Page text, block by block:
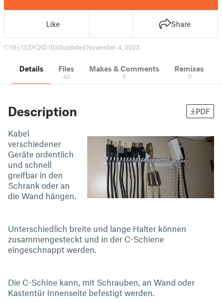
Like Share
19 132 2 1030updated November 4, 2023
Details Files
40
Makes & Comments
5
Remixes
0
Description PDF
Kabel
verschiedener
Geräte ordentlich
und schnell
greifbar in den
Schrank oder an
die Wand hängen.
Unterschiedlich breite und lange Halter können
zusammengesteckt und in der C-Schiene
eingeschnappt werden.
Die C-Schine kann, mit Schrauben, an Wand oder
Kastentür Innenseite befestigt werden.